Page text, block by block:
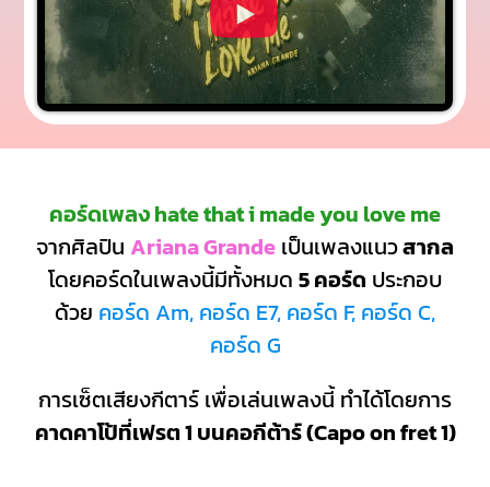
คอร์ดเพลง hate that i made you love me
จากศิลปิน Ariana Grande เป็นเพลงแนวสากล
โดยคอร์ดในเพลงนี้มีทั้งหมด 5 คอร์ด ประกอบ
ด้วย คอร์ด Am, คอร์ด E7, คอร์ด F, คอร์ด C,
คอร์ด G
การเซ็ตเสียงกีตาร์ เพื่อเล่นเพลงนี้ ทำได้โดยการ
คาดคาโป้ที่เฟรต 1 บนคอกีต้าร์ (Capo on fret 1)